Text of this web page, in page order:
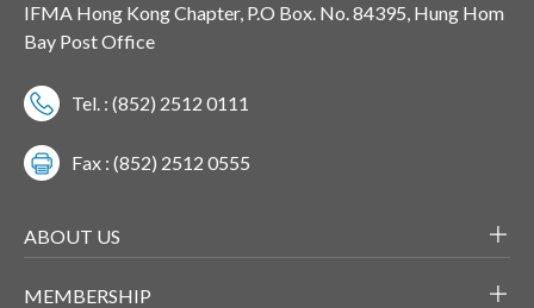
IFMA Hong Kong Chapter, P.O Box. No. 84395, Hung Hom
Bay Post Office
Tel. : (852) 2512 0111
Fax : (852) 2512 0555
ABOUT US
MEMBERSHIP